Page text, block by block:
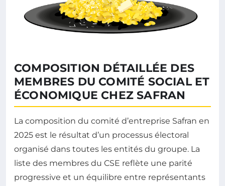
COMPOSITION DÉTAILLÉE DES
MEMBRES DU COMITÉ SOCIAL ET
ÉCONOMIQUE CHEZ SAFRAN
La composition du comité d’entreprise Safran en
2025 est le résultat d’un processus électoral
organisé dans toutes les entités du groupe. La
liste des membres du CSE reflète une parité
progressive et un équilibre entre représentants